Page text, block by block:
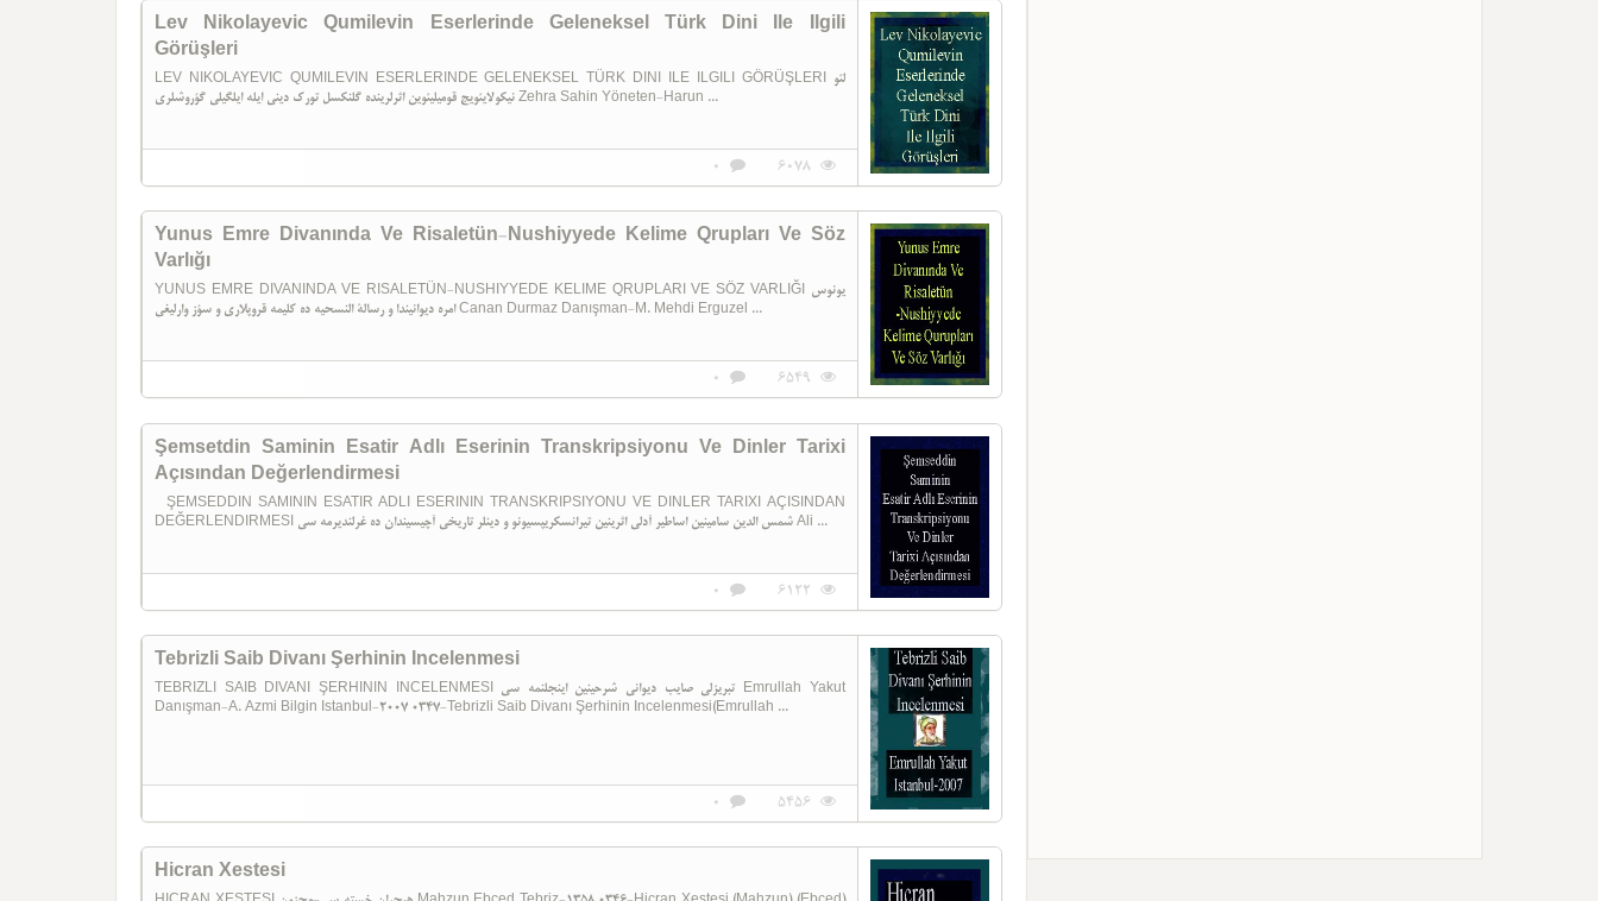
Lev Nikolayevic Qumilevin Eserlerinde Geleneksel Türk Dini Ile Ilgili
Görüşleri
LEV NIKOLAYEVIC QUMILEVIN ESERLERINDE GELENEKSEL TÜRK DINI ILE ILGILI GÖRÜŞLERI لئو
نیکولایئویج قومیلیئوین اثرلرینده گلنکسل تورک دینی ایله ایلگیلی گؤروشلری Zehra Sahin Yöneten-Harun ...
6078
0
Yunus Emre Divanında Ve Risaletün-Nushiyyede Kelime Qrupları Ve Söz
Varlığı
YUNUS EMRE DIVANINDA VE RISALETÜN-NUSHIYYEDE KELIME QRUPLARI VE SÖZ VARLIĞI یونوس
امره دیوانیندا و رسالة النسحیه ده کلیمه قروپلاری و سؤز وارلیغی Canan Durmaz Danışman-M. Mehdi Erguzel ...
6549
0
Şemsetdin Saminin Esatir Adlı Eserinin Transkripsiyonu Ve Dinler Tarixi
Açısından Değerlendirmesi
ŞEMSEDDIN SAMININ ESATIR ADLI ESERININ TRANSKRIPSIYONU VE DINLER TARIXI AÇISINDAN
DEĞERLENDIRMESI شمس الدین سامینین اساطیر آدلی اثرینین تیرانسکریپسیونو و دینلر تاریخی آچیسیندان ده غرلندیرمه سی Ali ...
6122
0
Tebrizli Saib Divanı Şerhinin Incelenmesi
TEBRIZLI SAIB DIVANI ŞERHININ INCELENMESI تبریزلی صایب دیوانی شرحینین اینجلنمه سی Emrullah Yakut
Danışman-A. Azmi Bilgin Istanbul-2007 0347-Tebrizli Saib Divanı Şerhinin Incelenmesi(Emrullah ...
5456
0
Hicran Xestesi